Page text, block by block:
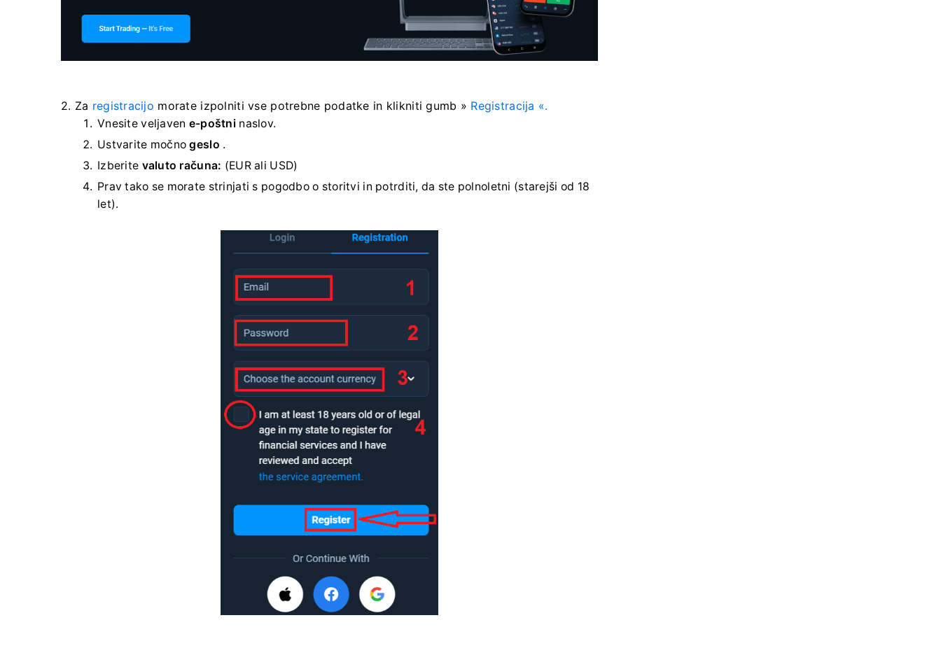
2. Za registracijo morate izpolniti vse potrebne podatke in kliknitigumb » Registracija «.
Vnesite veljaven e-poštni naslov.
Ustvarite močnogeslo .
Izberite valuto računa: (EUR ali USD)
Prav tako se morate strinjati s pogodbo o storitvi in ​​potrditi, da ste polnoletni (starejši od 18
let).